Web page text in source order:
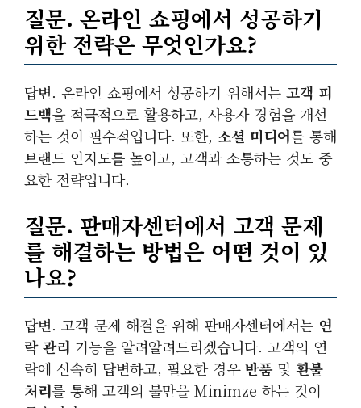
질문. 온라인 쇼핑에서 성공하기
위한 전략은 무엇인가요?
답변. 온라인 쇼핑에서 성공하기 위해서는 고객 피
드백을 적극적으로 활용하고, 사용자 경험을 개선
하는 것이 필수적입니다. 또한, 소셜 미디어를 통해
브랜드 인지도를 높이고, 고객과 소통하는 것도 중
요한 전략입니다.
질문. 판매자센터에서 고객 문제
를 해결하는 방법은 어떤 것이 있
나요?
답변. 고객 문제 해결을 위해 판매자센터에서는 연
락 관리 기능을 알려알려드리겠습니다. 고객의 연
락에 신속히 답변하고, 필요한 경우반품 및 환불
처리를 통해 고객의 불만을 Minimze 하는 것이